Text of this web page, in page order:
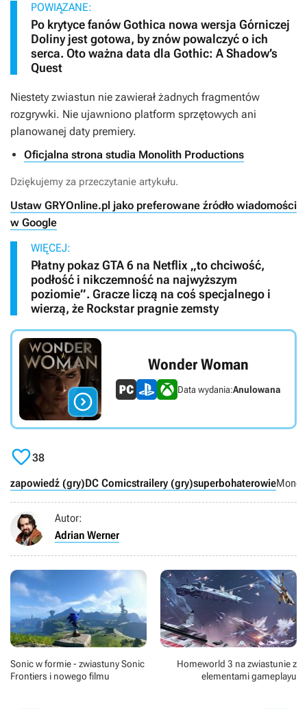
POWIĄZANE:
Po krytyce fanów Gothica nowa wersja Górniczej
Doliny jest gotowa, by znów powalczyć o ich
serca. Oto ważna data dla Gothic: A Shadow’s
Quest
Niestety zwiastun nie zawierał żadnych fragmentów
rozgrywki. Nie ujawniono platform sprzętowych ani
planowanej daty premiery.
Oficjalna strona studia Monolith Productions
Dziękujemy za przeczytanie artykułu.
Ustaw GRYOnline.pl jako preferowane źródło wiadomości
w Google
WIĘCEJ:
Płatny pokaz GTA 6 na Netflix „to chciwość,
podłość i nikczemność na najwyższym
poziomie”. Gracze liczą na coś specjalnego i
wierzą, że Rockstar pragnie zemsty

Wonder Woman
Data wydania:Anulowana
38
zapowiedź (gry)DC Comicstrailery (gry)superbohaterowie
Autor:
Adrian Werner
Sonic w formie - zwiastuny Sonic
Frontiers i nowego filmu
Homeworld 3 na zwiastunie z
elementami gameplayu